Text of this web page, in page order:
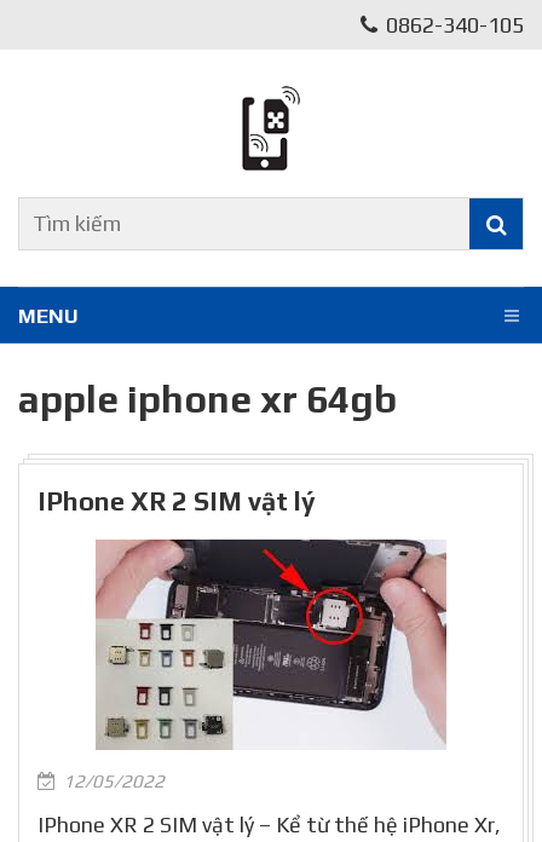
0862-340-105
MENU
apple iphone xr 64gb
IPhone XR 2 SIM vật lý
12/05/2022
IPhone XR 2 SIM vật lý – Kể từ thế hệ iPhone Xr,